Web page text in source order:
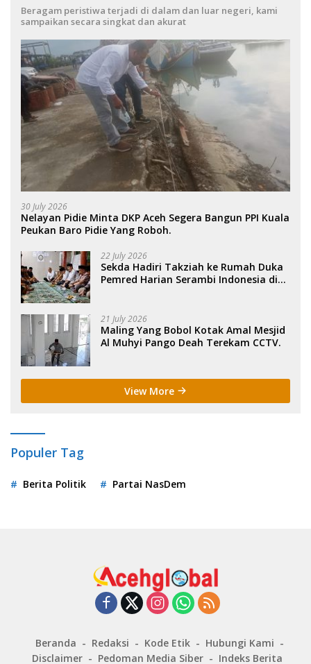
Beragam peristiwa terjadi di dalam dan luar negeri, kami
sampaikan secara singkat dan akurat
30 July 2026
Nelayan Pidie Minta DKP Aceh Segera Bangun PPI Kuala
Peukan Baro Pidie Yang Roboh.
22 July 2026
Sekda Hadiri Takziah ke Rumah Duka
Pemred Harian Serambi Indonesia di
21 July 2026
Maling Yang Bobol Kotak Amal Mesjid
Al Muhyi Pango Deah Terekam CCTV.
View More
Populer Tag
Berita Politik Partai NasDem
Beranda Redaksi Kode Etik
Hubungi Kami
Disclaimer
Pedoman Media Siber Indeks Berita